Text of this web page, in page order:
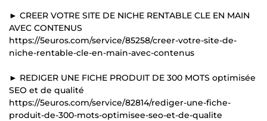
► CREER VOTRE SITE DE NICHE RENTABLE CLE EN MAIN
AVEC CONTENUS
https://5euros.com/service/85258/creer-votre-site-de-
niche-rentable-cle-en-main-avec-contenus
► REDIGER UNE FICHE PRODUIT DE 300 MOTS optimisée
SEO et de qualité
https://5euros.com/service/82814/rediger-une-fiche-
produit-de-300-mots-optimisee-seo-et-de-qualite